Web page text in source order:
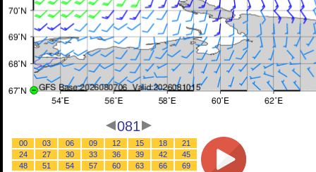
081
00 03 06 09 12 15 18
21
24
27 30 33 36 39 42
45
48
51 54 57 60 63 66
69